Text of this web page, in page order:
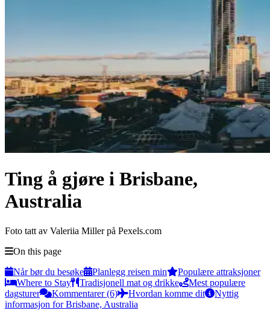
Ting å gjøre i Brisbane,
Australia
Foto tatt av Valeriia Miller på Pexels.com
On this page
Når bør du besøke
Planlegg reisen min
Populære attraksjoner
Where to Stay
Tradisjonell mat og drikke
Mest populære
dagsturer
Kommentarer (6) Hvordan komme dit
Nyttig
informasjon for Brisbane, Australia